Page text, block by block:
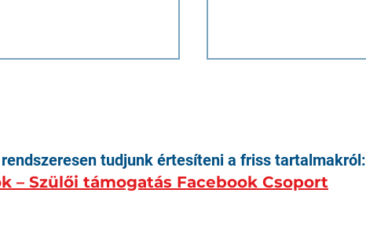
tudjunk értesíteni a friss tartalmakról:
– Szülői támogatás Facebook Csoport